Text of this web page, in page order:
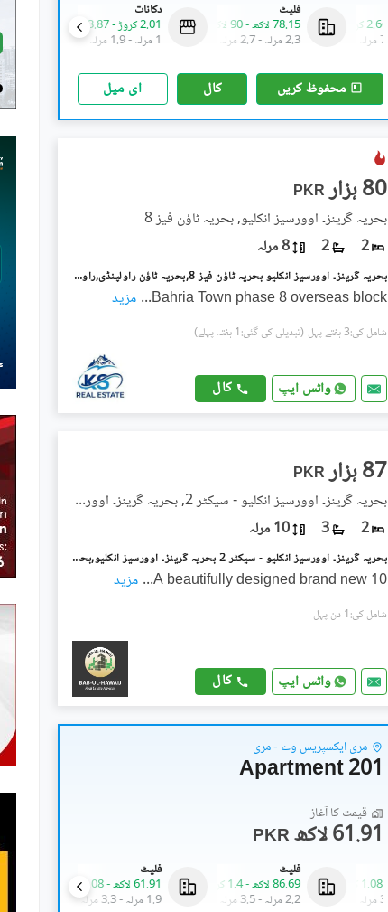
دکانات
2.01 کروڑ
-3.87 کروڑ
1 مرلہ
-1.9 مرلہ
فلیٹ
78.15 لاکھ
-90 لاکھ
2.3 مرلہ
-2.7 مرلہ
2.66 کروڑ
7.9 مرلہ
محفوظ کریں کال ای میل
PKR 80 ہزار
بحریہ گرینز۔ اوورسیز انکلیو, بحریہ ٹاؤن فیز 8
2
2 8 مرلہ
بحریہ گرینز۔ اوورسیز انکلیو بحریہ ٹاؤن فیز 8,بحریہ ٹاؤن راولپنڈی,راولپنڈی میں 2 کمروں کا 8 مرلہ زیریں پورشن 80.0 ہزار میں کرایہ پر دستیاب ہے۔
Bahria Town phase 8 overseas block
... مزید
شامل کی:3 ہفتے پہل (تبدیلی کی گئی:1 ہفتہ پہلے)
واٹس ایپ کال
PKR 87 ہزار
بحریہ گرینز۔ اوورسیز انکلیو - سیکٹر 2, بحریہ گرینز۔ اوورسیز انکلیو
2
3 10 مرلہ
بحریہ گرینز۔ اوورسیز انکلیو - سیکٹر 2 بحریہ گرینز۔ اوورسیز انکلیو,بحریہ ٹاؤن فیز 8,بحریہ ٹاؤن راولپنڈی,راولپنڈی میں 2 کمروں کا 10 مرلہ زیریں پورشن 87.0 ہزار میں کرایہ پر دستیاب ہے۔
A beautifully designed brand new 10
... مزید
شامل کی:1 دن پہل
واٹس ایپ کال
مری ایکسپریس وے - مری
201 Apartment
قیمت کا آغاز
PKR 61.91 لاکھ
فلیٹ
61.91 لاکھ
-1.08 کروڑ
1.9 مرلہ
-3.3 مرلہ
فلیٹ
86.69 لاکھ
-1.4 کروڑ
2.2 مرلہ
-3.5 مرلہ
1.08 کروڑ
3.3 مرلہ